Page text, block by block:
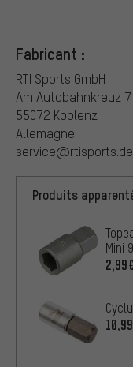
Fabricant :
RTI Sports GmbH
Am Autobahnkreuz 7
55072 Koblenz
Allemagne
service@rtisports.de
Produits
Mini
2,99€